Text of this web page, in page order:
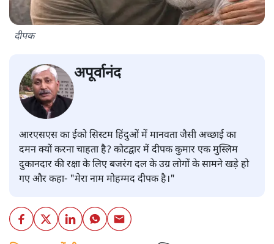
दीपक
अपूर्वानंद
आरएसएस का ईको सिस्टम हिंदुओं में मानवता जैसी अच्छाई का
दमन क्यों करना चाहता है? कोटद्वार में दीपक कुमार एक मुस्लिम
दुकानदार की रक्षा के लिए बजरंग दल के उग्र लोगों के सामने खड़े हो
गए और कहा- "मेरा नाम मोहम्मद दीपक है।"